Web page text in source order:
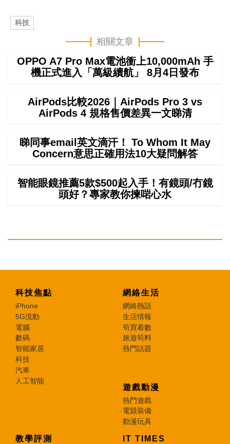
科技
相關文章
OPPO A7 Pro Max電池衝上10,000mAh 手
機正式進入「萬級續航」 8月4日發布
AirPods比較2026｜AirPods Pro 3 vs
AirPods 4 規格售價差異一文睇清
睇同事email英文滴汗！ To Whom It May
Concern意思正確用法10大疑問解答
智能眼鏡推薦5款$500起入手！有鏡頭/冇鏡
頭好？專家教你揀啱心水
科技焦點
iPhone
5G流動
電腦
數碼
智能家居
科技
汽車
人工智能
網絡生活
網絡熱話
生活情報
筍買着數
旅遊筍料
熱門話題
遊戲動漫
熱門遊戲
電競裝備
動漫玩具
教學評測 IT TIMES